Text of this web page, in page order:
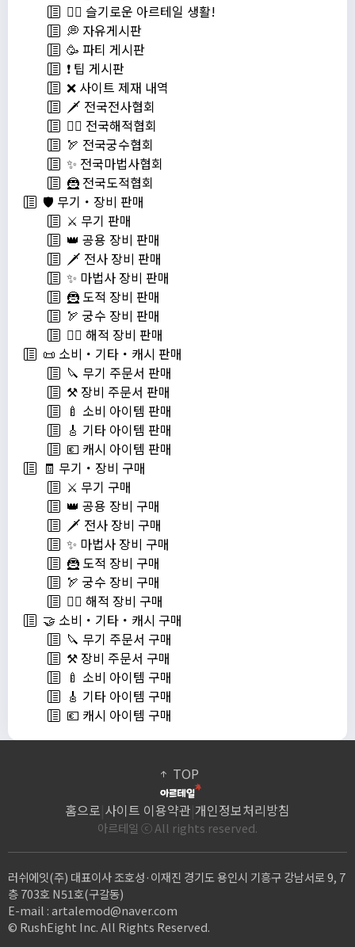
💁‍♂ 슬기로운 아르테일 생활!
💭 자유게시판
🥳 파티 게시판
❗️ 팁 게시판
❌ 사이트 제재 내역
🗡️ 전국전사협회
🏴‍☠️ 전국해적협회
🏹 전국궁수협회
✨ 전국마법사협회
🦹 전국도적협회
🛡️ 무기・장비 판매
⚔️ 무기 판매
👑 공용 장비 판매
🗡️ 전사 장비 판매
✨ 마법사 장비 판매
🦹 도적 장비 판매
🏹 궁수 장비 판매
🏴‍☠️ 해적 장비 판매
📜 소비・기타・캐시 판매
🔪 무기 주문서 판매
⚒️ 장비 주문서 판매
🍼 소비 아이템 판매
🎸 기타 아이템 판매
💶 캐시 아이템 판매
🧾 무기・장비 구매
⚔️ 무기 구매
👑 공용 장비 구매
🗡️ 전사 장비 구매
✨ 마법사 장비 구매
🦹 도적 장비 구매
🏹 궁수 장비 구매
🏴‍☠️ 해적 장비 구매
🤝 소비・기타・캐시 구매
🔪 무기 주문서 구매
⚒️ 장비 주문서 구매
🍼 소비 아이템 구매
🎸 기타 아이템 구매
💶 캐시 아이템 구매
TOP
홈으로 사이트 이용약관 개인정보처리방침
아르테일 ⓒ All rights reserved.
러쉬에잇(주) 대표이사 조호성·이재진 경기도 용인시 기흥구 강남서로 9, 7
층 703호 N51호(구갈동)
E-mail :artalemod@naver.com
© RushEight Inc. All Rights Reserved.